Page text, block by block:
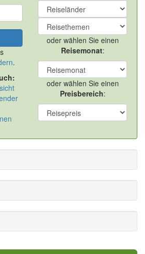
.
oder wählen Sie einen
Reisemonat:
oder wählen Sie einen
Preisbereich: